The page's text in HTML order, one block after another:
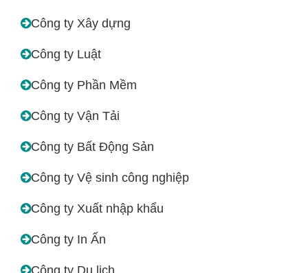
Công ty Xây dựng
Công ty Luật
Công ty Phần Mềm
Công ty Vận Tải
Công ty Bất Động Sản
Công ty Vệ sinh công nghiệp
Công ty Xuất nhập khẩu
Công ty In Ấn
Công ty Du lịch